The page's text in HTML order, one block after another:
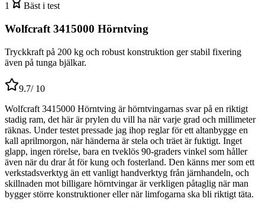
1 Bäst i test
Wolfcraft 3415000 Hörntving
Tryckkraft på 200 kg och robust konstruktion ger stabil fixering
även på tunga bjälkar.
9.7/ 10
Wolfcraft 3415000 Hörntving är hörntvingarnas svar på en riktigt
stadig ram, det här är prylen du vill ha när varje grad och millimeter
räknas. Under testet pressade jag ihop reglar för ett altanbygge en
kall aprilmorgon, när händerna är stela och träet är fuktigt. Inget
glapp, ingen rörelse, bara en tveklös 90-graders vinkel som håller
även när du drar åt för kung och fosterland. Den känns mer som ett
verkstadsverktyg än ett vanligt handverktyg från järnhandeln, och
skillnaden mot billigare hörntvingar är verkligen påtaglig när man
bygger större konstruktioner eller när limfogarna ska bli riktigt täta.